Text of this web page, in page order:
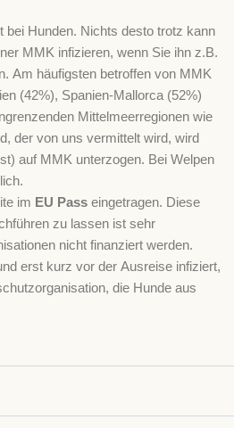
bei Hunden. Nichts desto trotz kann
MMK infizieren, wenn Sie ihn z.B.
Am häufigsten betroffen von MMK
(42%), Spanien-Mallorca (52%)
Mittelmeerregionen wie
der von uns vermittelt wird, wird
auf MMK unterzogen. Bei Welpen
im EU Pass eingetragen. Diese
zu lassen ist sehr
nicht finanziert werden.
erst kurz vor der Ausreise infiziert,
die Hunde aus